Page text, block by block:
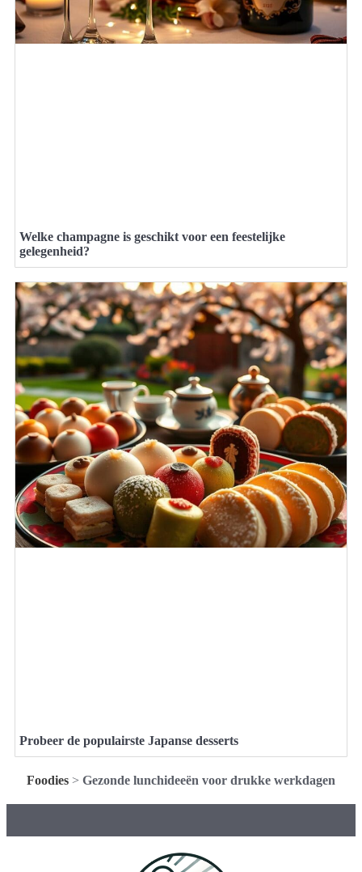
Welke champagne is geschikt voor een feestelijke
gelegenheid?
Probeer de populairste Japanse desserts
Foodies > Gezonde lunchideeën voor drukke werkdagen